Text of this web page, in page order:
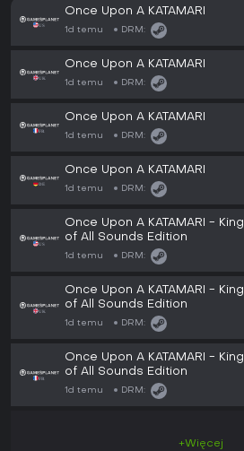
Once Upon A KATAMARI
1d temu DRM:
Once Upon A KATAMARI
1d temu DRM:
Once Upon A KATAMARI
1d temu DRM:
Once Upon A KATAMARI
1d temu DRM:
Once Upon A KATAMARI - King
of All Sounds Edition
1d temu DRM:
Once Upon A KATAMARI - King
of All Sounds Edition
1d temu DRM:
Once Upon A KATAMARI - King
of All Sounds Edition
1d temu DRM:
+Więcej